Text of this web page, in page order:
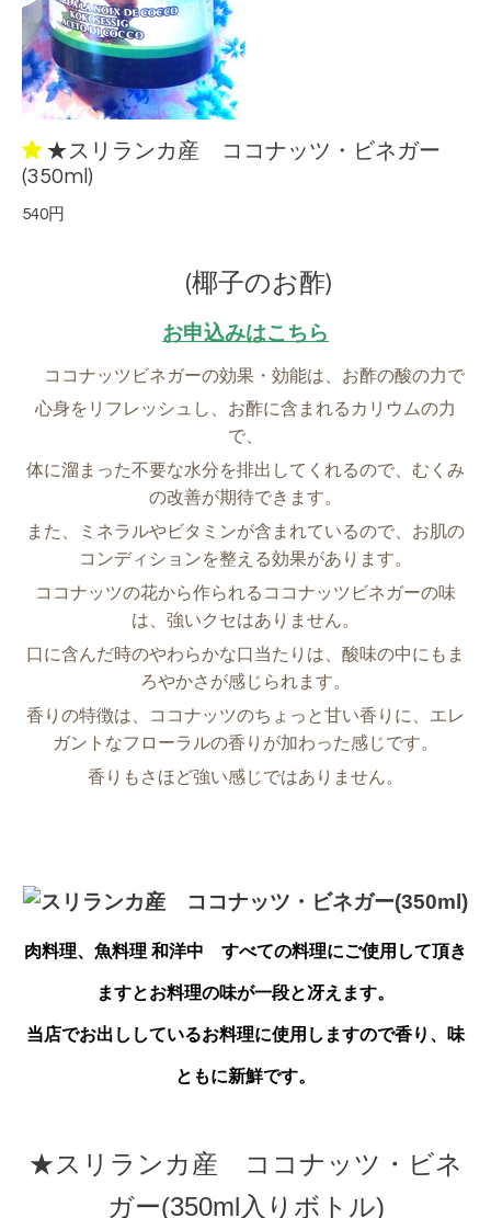
★スリランカ産 ココナッツ・ビネガー
(350ml)
540円
(椰子のお酢)
お申込みはこちら
ココナッツビネガーの効果・効能は、お酢の酸の力で
心身をリフレッシュし、お酢に含まれるカリウムの力
で、
体に溜まった不要な水分を排出してくれるので、むくみ
の改善が期待できます。
また、ミネラルやビタミンが含まれているので、お肌の
コンディションを整える効果があります。
ココナッツの花から作られるココナッツビネガーの味
は、強いクセはありません。
口に含んだ時のやわらかな口当たりは、酸味の中にもま
ろやかさが感じられます。
香りの特徴は、ココナッツのちょっと甘い香りに、エレ
ガントなフローラルの香りが加わった感じです。
香りもさほど強い感じではありません。
肉料理、魚料理 和洋中 すべての料理にご使用して頂き
ますとお料理の味が一段と冴えます。
当店でお出ししているお料理に使用しますので香り、味
ともに新鮮です。
★スリランカ産 ココナッツ・ビネ
ガー(350ml入りボトル)